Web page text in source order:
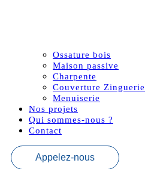
Ossature bois
Maison passive
Charpente
Couverture Zinguerie
Menuiserie
Nos projets
Qui sommes-nous ?
Contact
Appelez-nous